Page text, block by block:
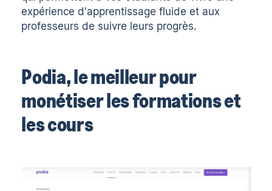
expérience d'apprentissage fluide et aux
professeurs de suivre leurs progrès.
Podia, le meilleur pour
monétiser les formations et
les cours